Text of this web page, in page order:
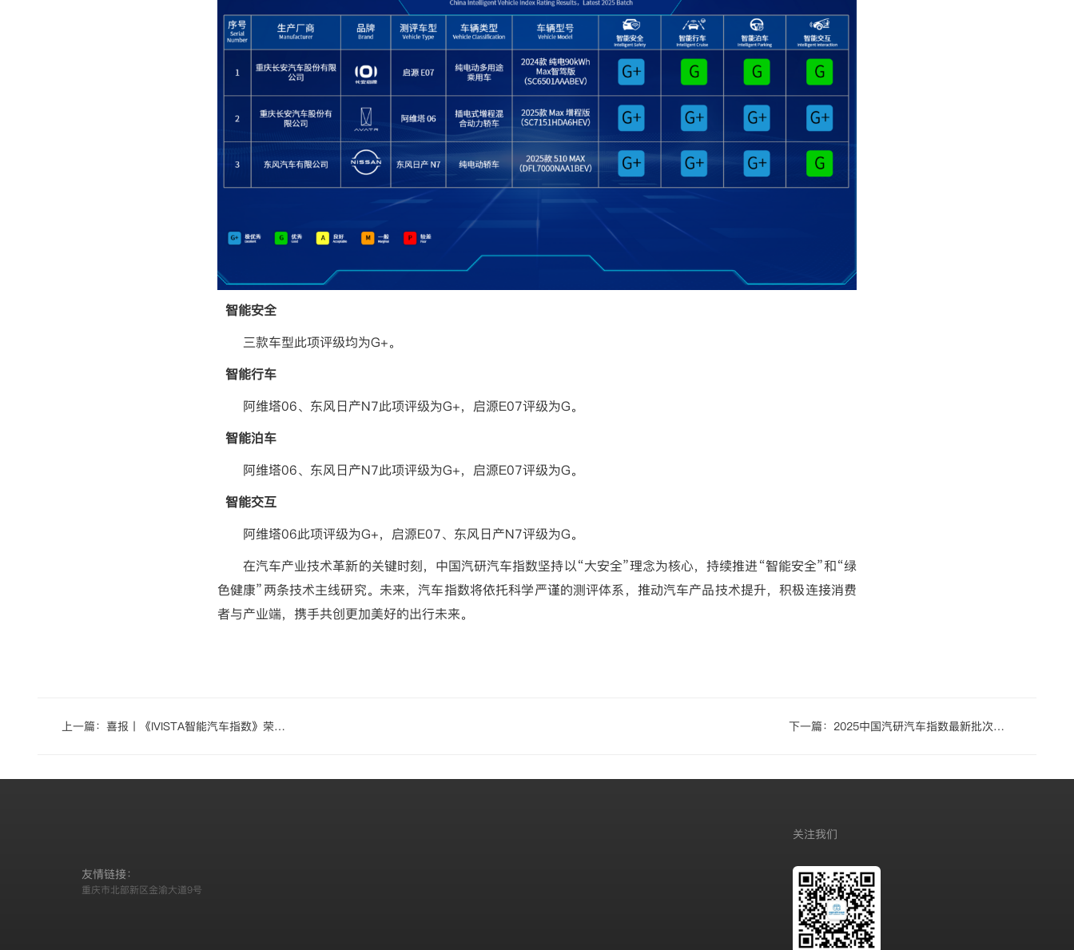
智能安全
三款车型此项评级均为G+。
智能行车
阿维塔06、东风日产N7此项评级为G+，启源E07评级为G。
智能泊车
阿维塔06、东风日产N7此项评级为G+，启源E07评级为G。
智能交互
阿维塔06此项评级为G+，启源E07、东风日产N7评级为G。
在汽车产业技术革新的关键时刻，中国汽研汽车指数坚持以“大安全”理念为核心，持续推进“智能安全”和“绿
色健康”两条技术主线研究。未来，汽车指数将依托科学严谨的测评体系，推动汽车产品技术提升，积极连接消费
者与产业端，携手共创更加美好的出行未来。
上一篇： 喜报丨《IVISTA智能汽车指数》荣获
下一篇： 2025中国汽研汽车指数最新批次测
友情链接：
重庆市北部新区金渝大道9号
关注我们